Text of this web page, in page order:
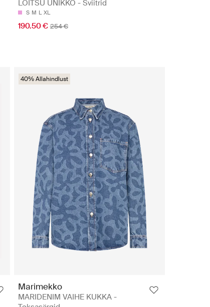
LOITSU UNIKKO - Sviitrid
S M L XL
190.50 € 254 €
40% Allahindlust
Marimekko
MARIDENIM VAIHE KUKKA -